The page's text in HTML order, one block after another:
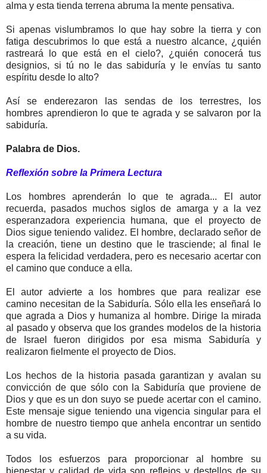
alma y esta tienda terrena abruma la mente pensativa.
Si apenas vislumbramos lo que hay sobre la tierra y con
fatiga descubrimos lo que está a nuestro alcance, ¿quién
rastreará lo que está en el cielo?, ¿quién conocerá tus
designios, si tú no le das sabiduría y le envías tu santo
espíritu desde lo alto?
Así se enderezaron las sendas de los terrestres, los
hombres aprendieron lo que te agrada y se salvaron por la
sabiduría.
Palabra de Dios.
Reflexión sobre la Primera Lectura
Los hombres aprenderán lo que te agrada... El autor
recuerda, pasados muchos siglos de amarga y a la vez
esperanzadora experiencia humana, que el proyecto de
Dios sigue teniendo validez. El hombre, declarado señor de
la creación, tiene un destino que le trasciende; al final le
espera la felicidad verdadera, pero es necesario acertar con
el camino que conduce a ella.
El autor advierte a los hombres que para realizar ese
camino necesitan de la Sabiduría. Sólo ella les enseñará lo
que agrada a Dios y humaniza al hombre. Dirige la mirada
al pasado y observa que los grandes modelos de la historia
de Israel fueron dirigidos por esa misma Sabiduría y
realizaron fielmente el proyecto de Dios.
Los hechos de la historia pasada garantizan y avalan su
convicción de que sólo con la Sabiduría que proviene de
Dios y que es un don suyo se puede acertar con el camino.
Este mensaje sigue teniendo una vigencia singular para el
hombre de nuestro tiempo que anhela encontrar un sentido
a su vida.
Todos los esfuerzos para proporcionar al hombre su
bienestar y calidad de vida son reflejos y destellos de su